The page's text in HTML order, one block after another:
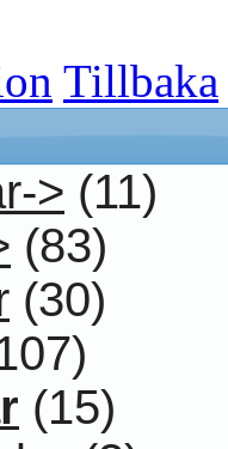
Tillbaka
> (11)
(83)
(30)
(15)